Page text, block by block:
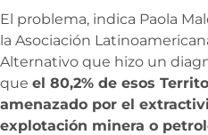
El problema, indica Paola
la Asociación
Alternativo que hizo un
que el 80,2% de esos
amenazado por el
explotación minera o